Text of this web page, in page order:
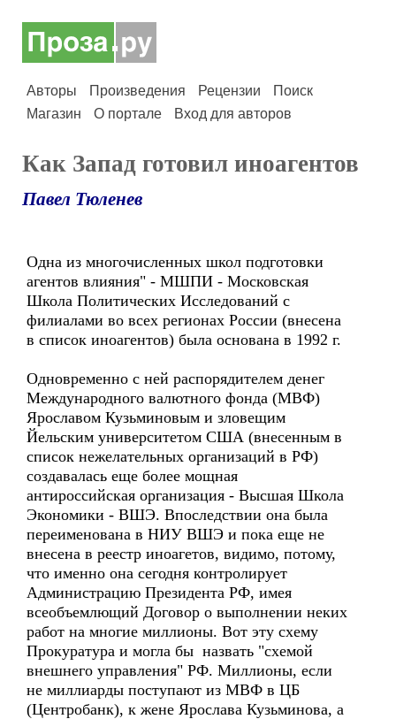
Авторы Произведения Рецензии
Поиск
Магазин
О портале Вход для авторов
Как Запад готовил иноагентов
Павел Тюленев
Одна из многочисленных школ подготовки
агентов влияния" - МШПИ - Московская
Школа Политических Исследований с
филиалами во всех регионах России (внесена
в список иноагентов) была основана в 1992 г.
Одновременно с ней распорядителем денег
Международного валютного фонда (МВФ)
Ярославом Кузьминовым и зловещим
Йельским университетом США (внесенным в
список нежелательных организаций в РФ)
создавалась еще более мощная
антироссийская организация - Высшая Школа
Экономики - ВШЭ. Впоследствии она была
переименована в НИУ ВШЭ и пока еще не
внесена в реестр иноагетов, видимо, потому,
что именно она сегодня контролирует
Администрацию Президента РФ, имея
всеобъемлющий Договор о выполнении неких
работ на многие миллионы. Вот эту схему
Прокуратура и могла бы назвать "схемой
внешнего управления" РФ. Миллионы, если
не миллиарды поступают из МВФ в ЦБ
(Центробанк), к жене Ярослава Кузьминова, а